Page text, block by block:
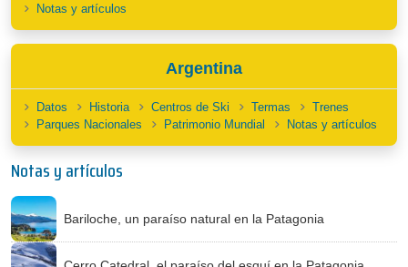
Notas y artículos
Argentina
Datos Historia Centros de Ski Termas
Trenes
Parques Nacionales
Patrimonio Mundial Notas y artículos
Notas y artículos
Bariloche, un paraíso natural en la Patagonia